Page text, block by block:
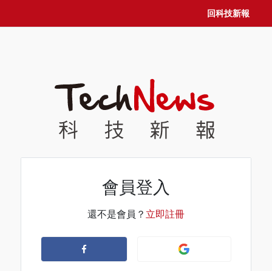
回科技新報
會員登入
還不是會員？ 立即註冊